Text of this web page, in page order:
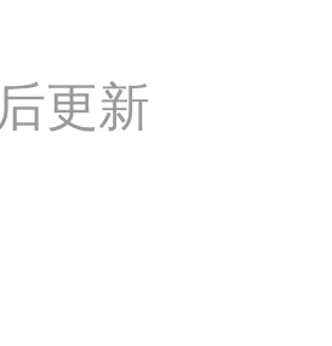
更新